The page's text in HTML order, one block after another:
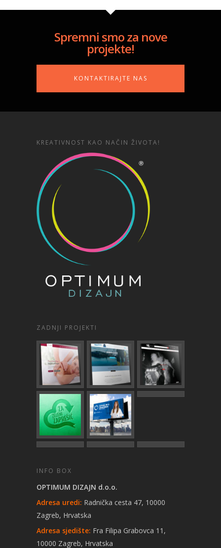
Spremni smo za nove
projekte!
KONTAKTIRAJTE NAS
KREATIVNOST KAO NAČIN ŽIVOTA!
ZADNJI PROJEKTI
INFO BOX
OPTIMUM DIZAJN d.o.o.
Adresa uredi: Radnička cesta 47, 10000
Zagreb, Hrvatska
Adresa sjedište: Fra Filipa Grabovca 11,
10000 Zagreb, Hrvatska